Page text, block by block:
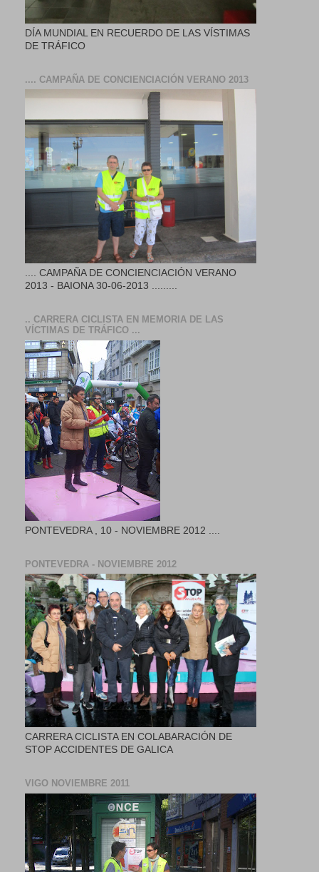
DÍA MUNDIAL EN RECUERDO DE LAS VÍSTIMAS
DE TRÁFICO
.... CAMPAÑA DE CONCIENCIACIÓN VERANO 2013
.... CAMPAÑA DE CONCIENCIACIÓN VERANO
2013 - BAIONA 30-06-2013 .........
.. CARRERA CICLISTA EN MEMORIA DE LAS
VÍCTIMAS DE TRÁFICO ...
PONTEVEDRA , 10 - NOVIEMBRE 2012 ....
PONTEVEDRA - NOVIEMBRE 2012
CARRERA CICLISTA EN COLABARACIÓN DE
STOP ACCIDENTES DE GALICA
VIGO NOVIEMBRE 2011